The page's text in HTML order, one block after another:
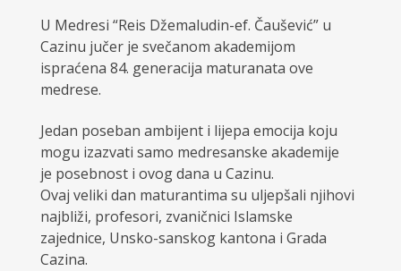
U Medresi “Reis Džemaludin-ef. Čaušević” u
Cazinu jučer je svečanom akademijom
ispraćena 84. generacija maturanata ove
medrese.
Jedan poseban ambijent i lijepa emocija koju
mogu izazvati samo medresanske akademije
je posebnost i ovog dana u Cazinu.
Ovaj veliki dan maturantima su uljepšali njihovi
najbliži, profesori, zvaničnici Islamske
zajednice, Unsko-sanskog kantona i Grada
Cazina.